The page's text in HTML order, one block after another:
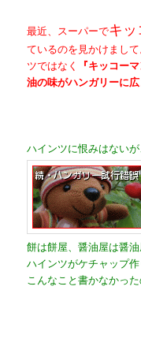
最近、スーパーでキ
ているのを見かけまし
ツではなく
『キッコー
油の味がハンガリーに
ハインツに恨みはない
餅は餅屋、醤油屋は醤
ハインツがケチャップ
こんなこと書かなかった